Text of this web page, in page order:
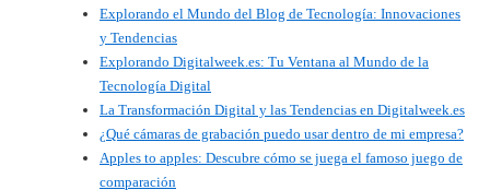
Explorando el Mundo del Blog de Tecnología: Innovaciones
y Tendencias
Explorando Digitalweek.es: Tu Ventana al Mundo de la
Tecnología Digital
La Transformación Digital y las Tendencias en Digitalweek.es
¿Qué cámaras de grabación puedo usar dentro de mi empresa?
Apples to apples: Descubre cómo se juega el famoso juego de
comparación